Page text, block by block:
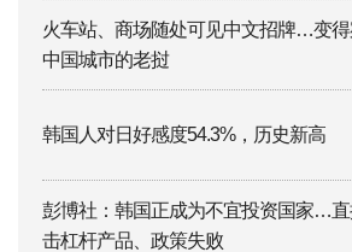
火车站、商场随处可见中文招牌…变
中国城市的老挝
韩国人对日好感度54.3%，历史新高
彭博社：韩国正成为不宜投资国家…
击杠杆产品、政策失败